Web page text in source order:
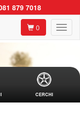
879 7018
0
CERCHI